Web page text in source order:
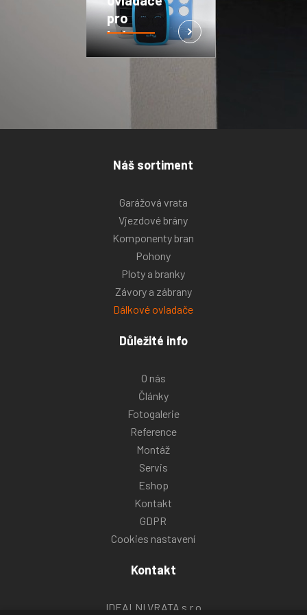
pro
brány,
vrata a
Náš sortiment
Garážová vrata
Vjezdové brány
Komponenty bran
Pohony
Ploty a branky
Závory a zábrany
Dálkové ovladače
Důležité info
O nás
Články
Fotogalerie
Reference
Montáž
Servis
Eshop
Kontakt
GDPR
Cookies nastavení
Kontakt
IDEALNI VRATA s.r.o